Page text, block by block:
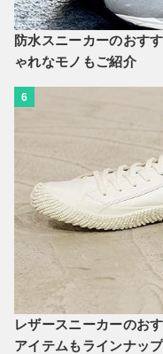
防水スニーカーのおす
ゃれなモノもご紹介
6
レザースニーカーのお
アイテムもラインナップ